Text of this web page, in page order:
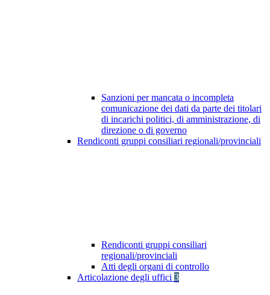
Sanzioni per mancata o incompleta
comunicazione dei dati da parte dei titolari
di incarichi politici, di amministrazione, di
direzione o di governo
Rendiconti gruppi consiliari regionali/provinciali
Rendiconti gruppi consiliari
regionali/provinciali
Atti degli organi di controllo
Articolazione degli uffici 3